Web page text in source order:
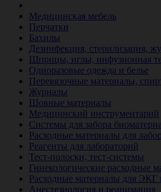
Медицинская мебель
Перчатки
Бахилы
Дезинфекция, стерилизация,
Шприцы, иглы, инфузионная
Одноразовые одежда и белье
Перевязочные материалы,
Журналы
Шовные материалы
Медицинский инструментарий
Системы для забора
Расходные материалы для
Реагенты для лабораторий
Тест-полоски, тест-системы
Гинекологические расходные
Расходные материалы для
Анестезиология и реанимация